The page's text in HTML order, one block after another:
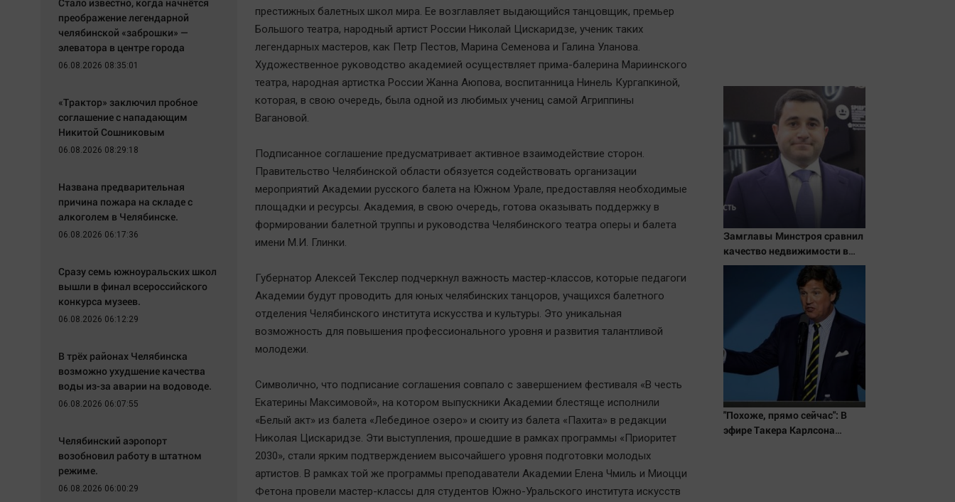
престижных балетных школ мира. Ее возглавляет выдающийся танцовщик, премьер
Большого театра, народный артист России Николай Цискаридзе, ученик таких
легендарных мастеров, как Петр Пестов, Марина Семенова и Галина Уланова.
Художественное руководство академией осуществляет прима-балерина Мариинского
театра, народная артистка России Жанна Аюпова, воспитанница Нинель Кургапкиной,
которая, в свою очередь, была одной из любимых учениц самой Агриппины
Вагановой.
Подписанное соглашение предусматривает активное взаимодействие сторон.
Правительство Челябинской области обязуется содействовать организации
мероприятий Академии русского балета на Южном Урале, предоставляя необходимые
площадки и ресурсы. Академия, в свою очередь, готова оказывать поддержку в
формировании балетной труппы и руководства Челябинского театра оперы и балета
имени М.И. Глинки.
Губернатор Алексей Текслер подчеркнул важность мастер-классов, которые педагоги
Академии будут проводить для юных челябинских танцоров, учащихся балетного
отделения Челябинского института искусства и культуры. Это уникальная
возможность для повышения профессионального уровня и развития талантливой
молодежи.
Символично, что подписание соглашения совпало с завершением фестиваля «В честь
Екатерины Максимовой», на котором выпускники Академии блестяще исполнили
«Белый акт» из балета «Лебединое озеро» и сюиту из балета «Пахита» в редакции
Николая Цискаридзе. Эти выступления, прошедшие в рамках программы «Приоритет
2030», стали ярким подтверждением высочайшего уровня подготовки молодых
артистов. В рамках той же программы преподаватели Академии Елена Чмиль и Миоцци
Фетона провели мастер-классы для студентов Южно-Уральского института искусств
Замглавы Минстроя сравнил
качество недвижимости в
США и России
"Похоже, прямо сейчас": В
эфире Такера Карлсона
преображение легендарной
челябинской «заброшки» —
элеватора в центре города
06.08.2026 08:35:01
«Трактор» заключил пробное
соглашение с нападающим
Никитой Сошниковым
06.08.2026 08:29:18
Названа предварительная
причина пожара на складе с
алкоголем в Челябинске.
06.08.2026 06:17:36
Сразу семь южноуральских школ
вышли в финал всероссийского
конкурса музеев.
06.08.2026 06:12:29
В трёх районах Челябинска
возможно ухудшение качества
воды из-за аварии на водоводе.
06.08.2026 06:07:55
Челябинский аэропорт
возобновил работу в штатном
режиме.
06.08.2026 06:00:29